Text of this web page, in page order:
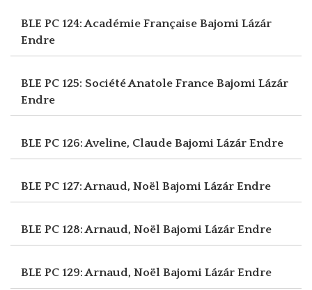
BLE PC 124: Académie Française Bajomi Lázár
Endre
BLE PC 125: Société Anatole France Bajomi Lázár
Endre
BLE PC 126: Aveline, Claude Bajomi Lázár Endre
BLE PC 127: Arnaud, Noël Bajomi Lázár Endre
BLE PC 128: Arnaud, Noël Bajomi Lázár Endre
BLE PC 129: Arnaud, Noël Bajomi Lázár Endre